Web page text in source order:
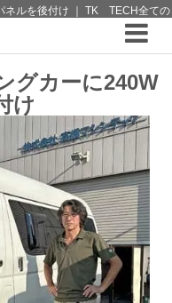
ネルを後付け ｜ TK TECH全ての
ラーから 車中泊/キャンピング部
グカーに240W
け